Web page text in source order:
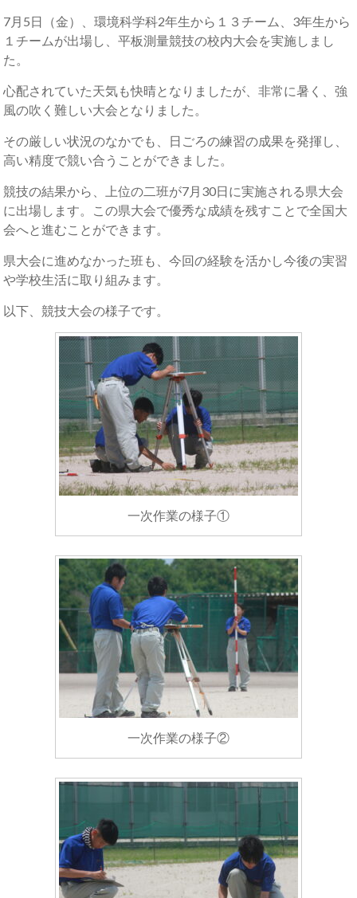
7月5日（金）、環境科学科2年生から１３チーム、3年生から
１チームが出場し、平板測量競技の校内大会を実施しまし
た。
心配されていた天気も快晴となりましたが、非常に暑く、強
風の吹く難しい大会となりました。
その厳しい状況のなかでも、日ごろの練習の成果を発揮し、
高い精度で競い合うことができました。
競技の結果から、上位の二班が7月30日に実施される県大会
に出場します。この県大会で優秀な成績を残すことで全国大
会へと進むことができます。
県大会に進めなかった班も、今回の経験を活かし今後の実習
や学校生活に取り組みます。
以下、競技大会の様子です。
一次作業の様子①
一次作業の様子②